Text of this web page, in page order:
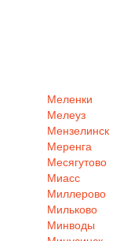
Меленки
Мелеуз
Мензелинск
Меренга
Месягутово
Миасс
Миллерово
Мильково
Минводы